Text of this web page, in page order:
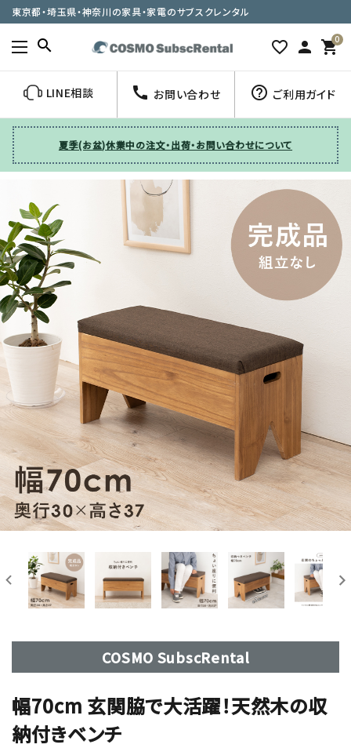
東京都・埼玉県・神奈川の家具・家電のサブスクレンタル
search favorite_border person 0
shopping_cart
LINE相談 call お問い合わせ help_outline ご利用ガイド
夏季(お盆)休業中の注文・出荷・お問い合わせについて
COSMO SubscRental
幅70cm 玄関脇で大活躍！天然木の収
納付きベンチ